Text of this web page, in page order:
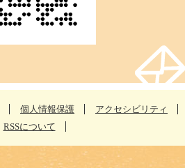
個人情報保護
アクセシビリティ
RSSについて